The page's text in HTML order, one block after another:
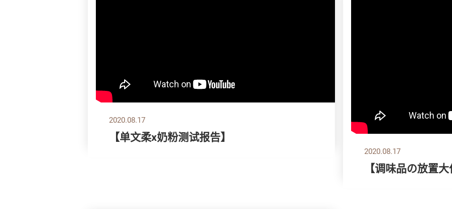
2020.08.17
【单文柔x奶粉测试报告】
2020.08.17
【调味品の放置